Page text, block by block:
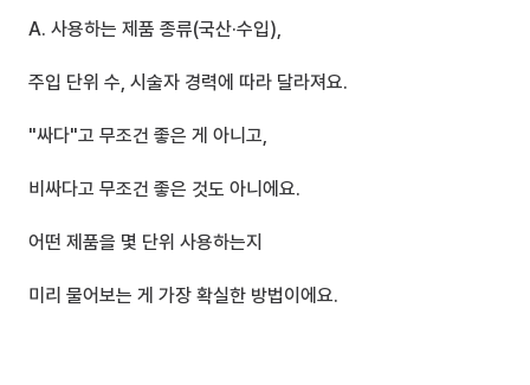
A. 사용하는 제품 종류(국산·수입),
주입 단위 수, 시술자 경력에 따라 달라져요.
"싸다"고 무조건 좋은 게 아니고,
비싸다고 무조건 좋은 것도 아니에요.
어떤 제품을 몇 단위 사용하는지
미리 물어보는 게 가장 확실한 방법이에요.